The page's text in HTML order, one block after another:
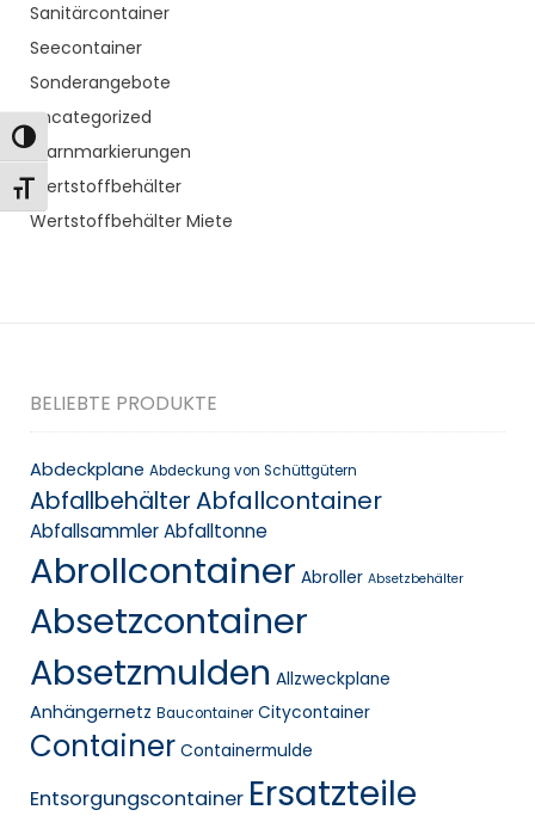
Toggle High Contrast
Toggle Font size
Sanitärcontainer
Seecontainer
Sonderangebote
Uncategorized
Warnmarkierungen
Wertstoffbehälter
Wertstoffbehälter Miete
BELIEBTE PRODUKTE
Abdeckplane Abdeckung von Schüttgütern
AbfallbehälterAbfallcontainer
AbfallsammlerAbfalltonne
Abrollcontainer Abroller Absetzbehälter
Absetzcontainer
Absetzmulden Allzweckplane
Anhängernetz Baucontainer Citycontainer
Container Containermulde
Entsorgungscontainer Ersatzteile